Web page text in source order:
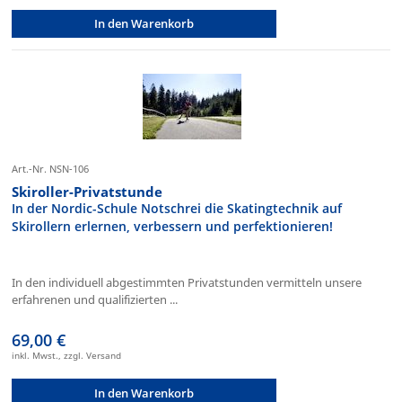
In den Warenkorb
Art.-Nr. NSN-106
Skiroller-Privatstunde
In der Nordic-Schule Notschrei die Skatingtechnik auf
Skirollern erlernen, verbessern und perfektionieren!
In den individuell abgestimmten Privatstunden vermitteln unsere
erfahrenen und qualifizierten ...
69,00 €
inkl. Mwst., zzgl. Versand
In den Warenkorb